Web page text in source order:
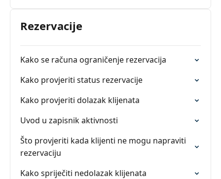
Rezervacije
Kako se računa ograničenje rezervacija
Kako provjeriti status rezervacije
Kako provjeriti dolazak klijenata
Uvod u zapisnik aktivnosti
Što provjeriti kada klijenti ne mogu napraviti
rezervaciju
Kako spriječiti nedolazak klijenata